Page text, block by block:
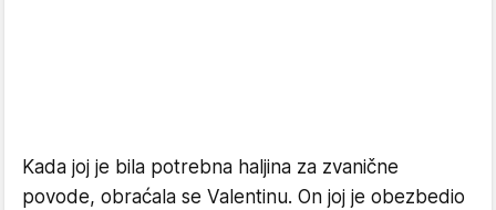
Kada joj je bila potrebna haljina za zvanične
povode, obraćala se Valentinu. On joj je obezbedio